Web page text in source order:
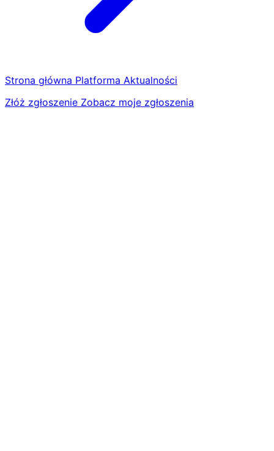
Strona główna Platforma Aktualności
Złóż zgłoszenie Zobacz moje zgłoszenia